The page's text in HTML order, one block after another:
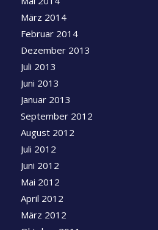
März 2014
Februar 2014
Dezember 2013
Juli 2013
Juni 2013
Januar 2013
September 2012
August 2012
Juli 2012
Juni 2012
Mai 2012
April 2012
März 2012